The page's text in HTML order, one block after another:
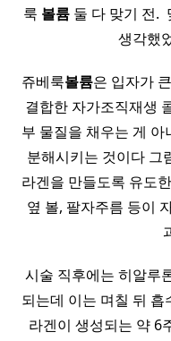
룩 볼륨 둘 다 맞기 전.
생각했
쥬베룩볼륨은 입자가
결합한 자가조직재생
부 물질을 채우는 게 아
분해시키는 것이다 그
라겐을 만들도록 유도
옆 볼, 팔자주름 등이
시술 직후에는 히알루
되는데 이는 며칠 뒤
라겐이 생성되는 약 6